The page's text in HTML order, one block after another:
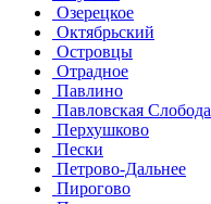
Озерецкое
Октябрьский
Островцы
Отрадное
Павлино
Павловская Слобода
Перхушково
Пески
Петрово-Дальнее
Пирогово